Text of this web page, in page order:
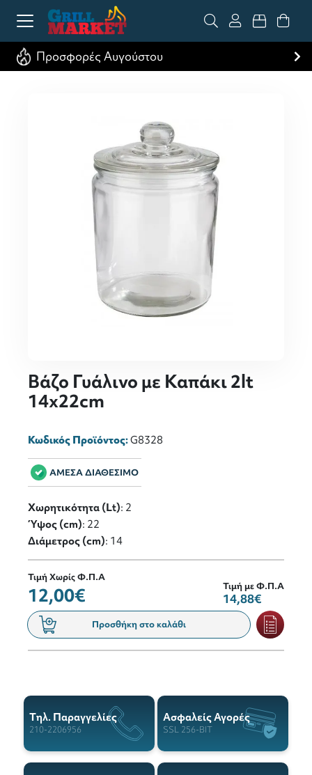
Προσφορές Αυγούστου
Βάζο Γυάλινο με Καπάκι 2lt
14x22cm
Κωδικός Προϊόντος:G8328
ΑΜΕΣΑ ΔΙΑΘΕΣΙΜΟ
Χωρητικότητα (Lt): 2
Ύψος (cm): 22
Διάμετρος (cm): 14
Τιμή Χωρίς Φ.Π.Α
12,00€ Τιμή με Φ.Π.Α
14,88€
Προσθήκη στο καλάθι
Tηλ. Παραγγελίες
210-2206956
Ασφαλείς Αγορές
SSL 256-BIT